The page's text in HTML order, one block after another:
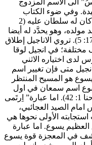
الى الاسم المزدوج
وفي ضوء الكتاب
المقدس من أطلق على أحد اسما جديداً، كان له سلطان عليه (2
عند مولده، وهو يحدَّد له أيضا
مصيراً جديداً بفضل الاسم الجديد (تكوين 17: 5). تروي الاناجيل إطلاق
في انجيل لوقا
اختياره الاثني
3 :16). اما في انجيل متى فإن تغيير اسم
هو المسيح المنتظر
يسوع اسم سمعان في اول
لقاء المعلم والتلميذ (يسوع وسمعان) (يوحنا 1: 42). اما عبارة” اِرتَمى
الصيد العجائبي،
الأولى نحوها هي
يسوع. اما عبارة
في المعجزة قوة يسوع